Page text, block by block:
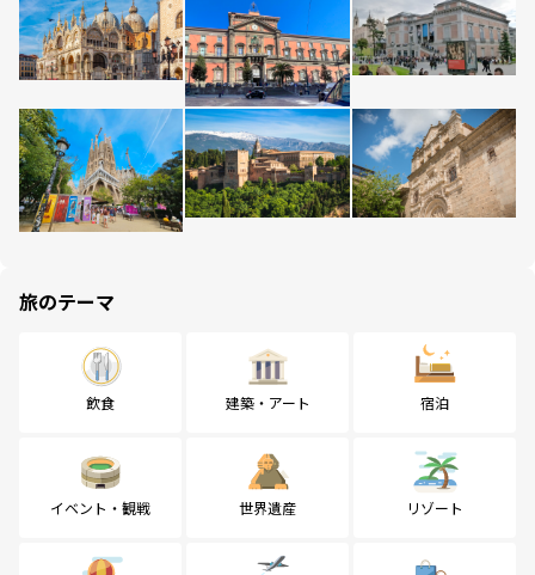
旅のテーマ
飲食 建築・アート 宿泊
イベント・観戦 世界遺産 リゾート